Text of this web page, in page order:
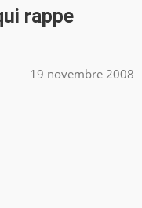
rappe
19 novembre 2008